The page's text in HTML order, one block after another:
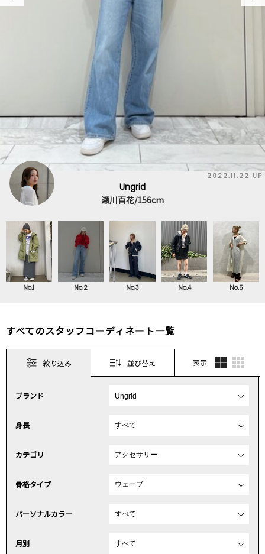
2022.11.22 UP
Ungrid
瀬川百花/156cm
No.1 No.2 No.3 No.4 No.5
すべてのスタッフコーディネート一覧
絞り込み 並び替え 表示
ブランド
身長
カテゴリ
骨格タイプ
パーソナルカラー
月別